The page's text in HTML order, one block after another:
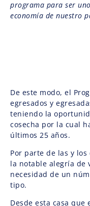
programa para ser
economía de nuestro
De este modo, el
egresados y
teniendo la
cosecha por la cual
últimos 25 años.
Por parte de las y
la notable alegría de
necesidad de un
tipo.
Desde esta casa que